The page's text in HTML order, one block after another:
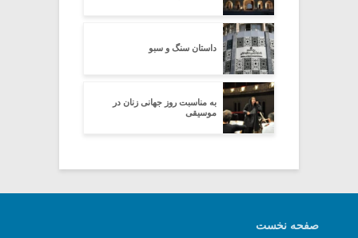
داستان سنگ و سبو
به مناسبت روز جهانی زنان در
موسیقی
صفحه نخست